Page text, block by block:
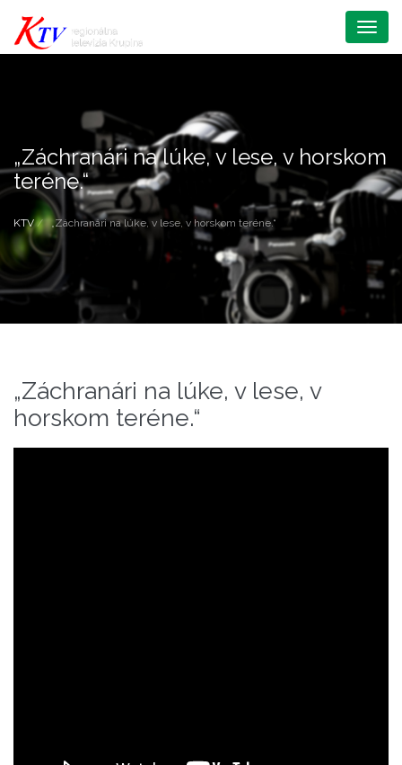
Menu
„Záchranári na lúke, v lese, v horskom
teréne.“
KTV „Záchranári na lúke, v lese, v horskom teréne.“
„Záchranári na lúke, v lese, v
horskom teréne.“